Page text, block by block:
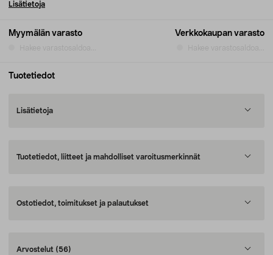
Myymälän varasto Verkkokaupan varasto
Lisätietoja
Tuotetiedot
Lisätietoja
Tuotetiedot, liitteet ja mahdolliset varoitusmerkinnät
Ostotiedot, toimitukset ja palautukset
Arvostelut (56)